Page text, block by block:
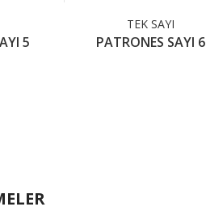
5
TEK SAYI
PATRONES SAYI 6